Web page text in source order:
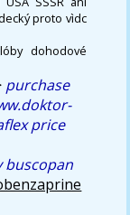
proto vìdc
dohodové
purchase
price
buscopan